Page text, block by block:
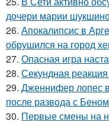
дочери марии
26. Апокалипсис в
обрушился на город
27. Опасная игра
28. Секундная
29. Дженнифер лопес
после развода с
30. Первые смены на